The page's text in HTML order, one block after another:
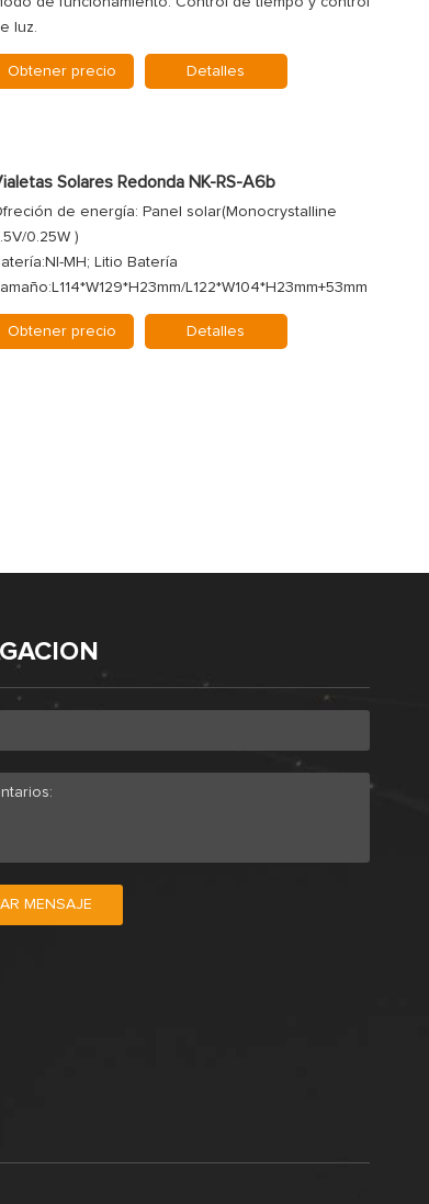
luz.
Obtener precio Detalles
Solares Redonda NK-RS-A6b
de energía: Panel solar(Monocrystalline
0.25W )
MH; Litio Batería
L122*W104*H23mm+53mm
Obtener precio Detalles
MENSAJE